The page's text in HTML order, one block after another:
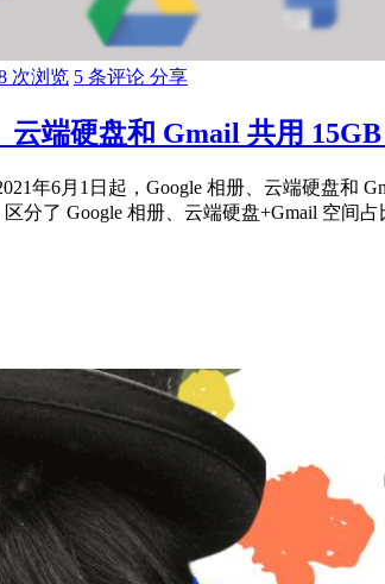
次浏览 5 条评论 分享
云端硬盘和 Gmail 共用
年6月1日起，Google 相册、云端硬盘和
分了 Google 相册、云端硬盘+Gmail 空间